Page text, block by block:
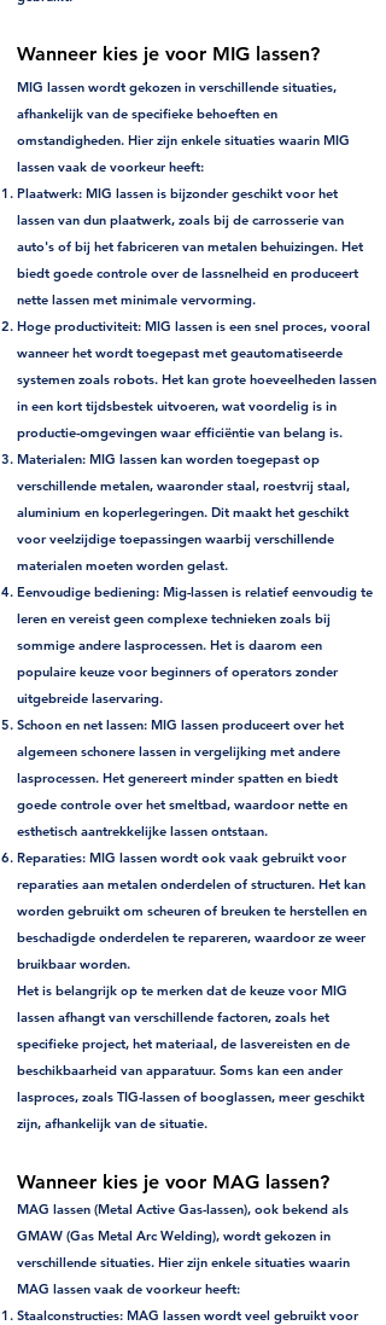
Wanneer kies je voor MIG lassen?
MIG lassen wordt gekozen in verschillende situaties,
afhankelijk van de specifieke behoeften en
omstandigheden. Hier zijn enkele situaties waarin MIG
lassen vaak de voorkeur heeft:
Plaatwerk: MIG lassen is bijzonder geschikt voor het
lassen van dun plaatwerk, zoals bij de carrosserie van
auto's of bij het fabriceren van metalen behuizingen. Het
biedt goede controle over de lassnelheid en produceert
nette lassen met minimale vervorming.
Hoge productiviteit: MIG lassen is een snel proces, vooral
wanneer het wordt toegepast met geautomatiseerde
systemen zoals robots. Het kan grote hoeveelheden lassen
in een kort tijdsbestek uitvoeren, wat voordelig is in
productie-omgevingen waar efficiëntie van belang is.
Materialen: MIG lassen kan worden toegepast op
verschillende metalen, waaronder staal, roestvrij staal,
aluminium en koperlegeringen. Dit maakt het geschikt
voor veelzijdige toepassingen waarbij verschillende
materialen moeten worden gelast.
Eenvoudige bediening: Mig-lassen is relatief eenvoudig te
leren en vereist geen complexe technieken zoals bij
sommige andere lasprocessen. Het is daarom een
populaire keuze voor beginners of operators zonder
uitgebreide laservaring.
Schoon en net lassen: MIG lassen produceert over het
algemeen schonere lassen in vergelijking met andere
lasprocessen. Het genereert minder spatten en biedt
goede controle over het smeltbad, waardoor nette en
esthetisch aantrekkelijke lassen ontstaan.
Reparaties: MIG lassen wordt ook vaak gebruikt voor
reparaties aan metalen onderdelen of structuren. Het kan
worden gebruikt om scheuren of breuken te herstellen en
beschadigde onderdelen te repareren, waardoor ze weer
bruikbaar worden.
Het is belangrijk op te merken dat de keuze voor MIG
lassen afhangt van verschillende factoren, zoals het
specifieke project, het materiaal, de lasvereisten en de
beschikbaarheid van apparatuur. Soms kan een ander
lasproces, zoals TIG-lassen of booglassen, meer geschikt
zijn, afhankelijk van de situatie.
Wanneer kies je voor MAG lassen?
MAG lassen (Metal Active Gas-lassen), ook bekend als
GMAW (Gas Metal Arc Welding), wordt gekozen in
verschillende situaties. Hier zijn enkele situaties waarin
MAG lassen vaak de voorkeur heeft:
Staalconstructies: MAG lassen wordt veel gebruikt voor